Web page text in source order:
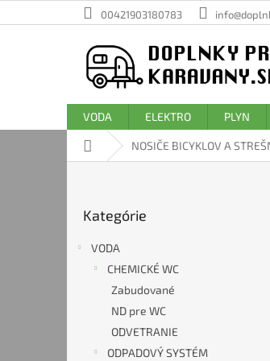
na
00421903180783
VODA ELEKTRO PLYN
DomovNOSIČE BICYKLOV A
kategórie
Kategórie
VODA
CHEMICKÉ WC
Zabudované
ND pre WC
ODVETRANIE
ODPADOVÝ SYSTÉM